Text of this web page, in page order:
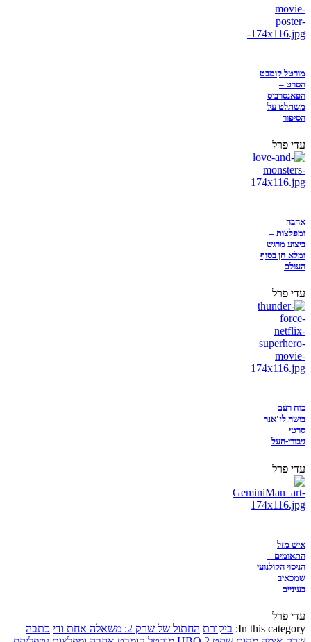
מורטל קומבט
הסרט –
הפאנסרביס
משתלט על
הסיפור
עדי פרל
אהבה
ומפלצות –
ביצוע מרגש
ומלא חן בסוף
העולם
עדי פרל
כוח רעם –
בושה לז'אנר
סרטי
גיבורי-העל
עדי פרל
איש מזל
התאומים –
הניסוי הקולנועי
שמכאיב
בעיניים
עדי פרל
In this category: ביקורת החתול של שרק 2: משאלה אחת ודי
כתבה